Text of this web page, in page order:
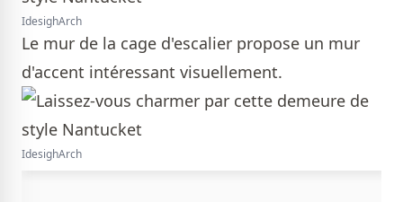
IdesighArch
Le mur de la cage d'escalier propose un mur
d'accent intéressant visuellement.
IdesighArch